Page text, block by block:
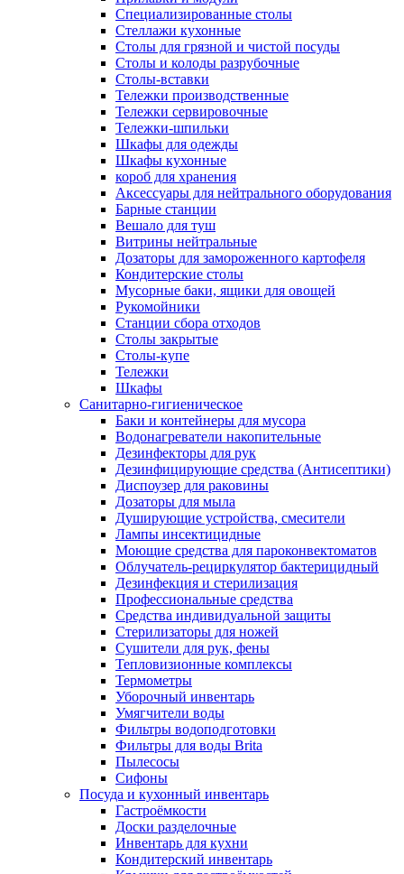
Специализированные столы
Стеллажи кухонные
Столы для грязной и чистой посуды
Столы и колоды разрубочные
Столы-вставки
Тележки производственные
Тележки сервировочные
Тележки-шпильки
Шкафы для одежды
Шкафы кухонные
короб для хранения
Аксессуары для нейтрального оборудования
Барные станции
Вешало для туш
Витрины нейтральные
Дозаторы для замороженного картофеля
Кондитерские столы
Мусорные баки, ящики для овощей
Рукомойники
Станции сбора отходов
Столы закрытые
Столы-купе
Тележки
Шкафы
Санитарно-гигиеническое
Баки и контейнеры для мусора
Водонагреватели накопительные
Дезинфекторы для рук
Дезинфицирующие средства (Антисептики)
Диспоузер для раковины
Дозаторы для мыла
Душирующие устройства, смесители
Лампы инсектицидные
Моющие средства для пароконвектоматов
Облучатель-рециркулятор бактерицидный
Дезинфекция и стерилизация
Профессиональные средства
Средства индивидуальной защиты
Стерилизаторы для ножей
Сушители для рук, фены
Тепловизионные комплексы
Термометры
Уборочный инвентарь
Умягчители воды
Фильтры водоподготовки
Фильтры для воды Brita
Пылесосы
Сифоны
Посуда и кухонный инвентарь
Гастроёмкости
Доски разделочные
Инвентарь для кухни
Кондитерский инвентарь